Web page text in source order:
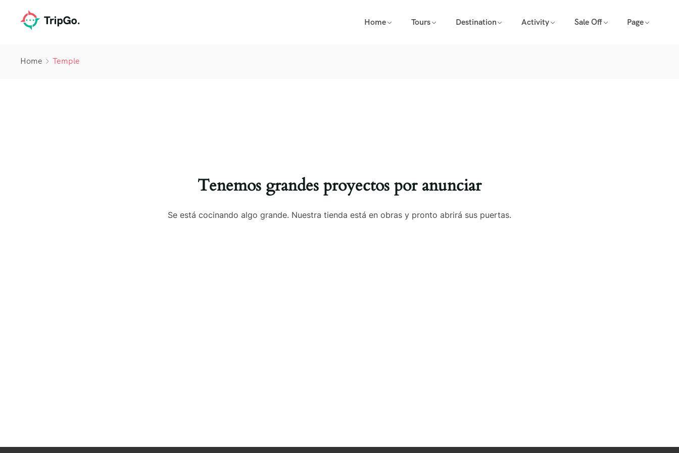
Home Tours Destination Activity Sale Off Page
Home Temple
Tenemos grandes proyectos por anunciar
Se está cocinando algo grande. Nuestra tienda está en obras y pronto abrirá sus puertas.